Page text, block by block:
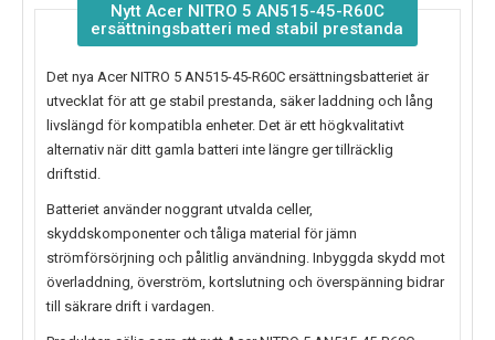
Nytt Acer NITRO 5 AN515-45-R60C
ersättningsbatteri med stabil prestanda
Det nya Acer NITRO 5 AN515-45-R60C ersättningsbatteriet är
utvecklat för att ge stabil prestanda, säker laddning och lång
livslängd för kompatibla enheter. Det är ett högkvalitativt
alternativ när ditt gamla batteri inte längre ger tillräcklig
driftstid.
Batteriet använder noggrant utvalda celler,
skyddskomponenter och tåliga material för jämn
strömförsörjning och pålitlig användning. Inbyggda skydd mot
överladdning, överström, kortslutning och överspänning bidrar
till säkrare drift i vardagen.